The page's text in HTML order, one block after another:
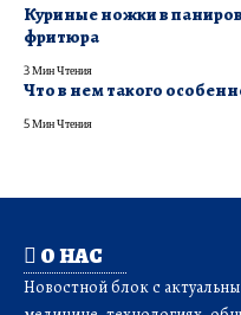
Куриные ножки в
фритюра
3 Мин Чтения
Что в нем такого
5 Мин Чтения
О НАС
Новостной блок с